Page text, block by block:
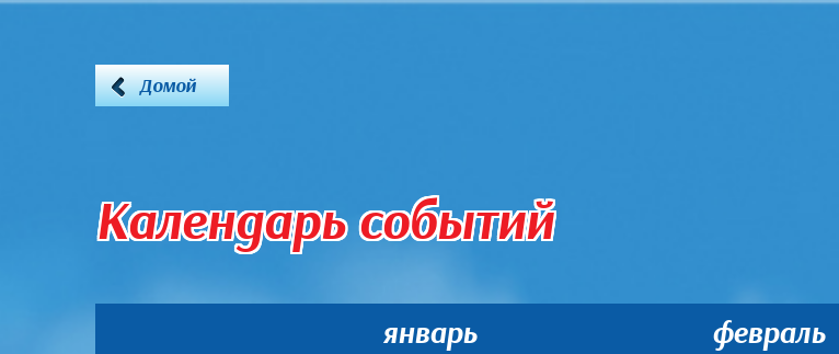
Домой
Календарь событий
январь февраль